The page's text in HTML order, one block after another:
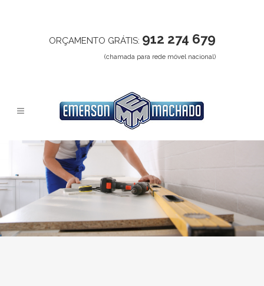
ORÇAMENTO GRÁTIS: 912 274 679
(chamada para rede móvel nacional)